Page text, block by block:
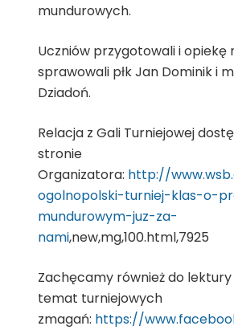
mundurowych.
Uczniów przygotowali i opiekę
sprawowali płk Jan Dominik i
Dziadoń.
Relacja z Gali Turniejowej
stronie
Organizatora: http://
ogolnopolski-turniej-klas-o-
mundurowym-juz-za-
nami,new,mg,100.html,7925
Zachęcamy również do lektury
temat turniejowych
zmagań: https://